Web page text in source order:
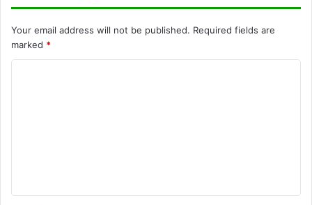
Your email address will not be published. Required fields are
marked *
t